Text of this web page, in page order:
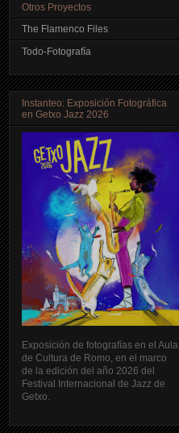
Otros Proyectos
The Flamenco Files
Todo-Fotografía
Instanteo: Exposición Fotográfica
en Getxo Jazz 2026
Exposición de fotografías en el Aula
de Cultura de Romo, en el marco
de la edición del año 2026 del
Festival Internacional de Jazz de
Getxo.